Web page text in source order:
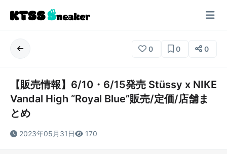
0 0 0
【販売情報】6/10・6/15発売 Stüssy x NIKE
Vandal High “Royal Blue”販売/定価/店舗ま
とめ
2023年05月31日 170